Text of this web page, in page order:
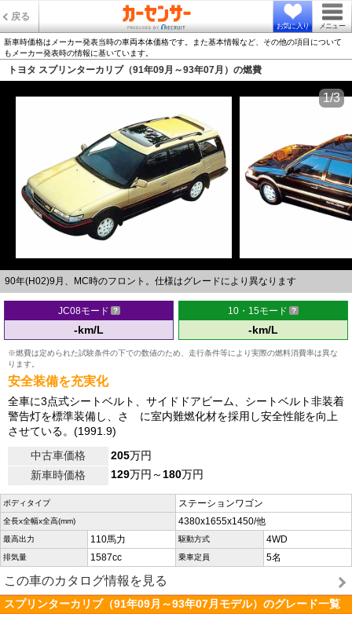
戻る
お気に入り メニュー
新車時価格はメーカー発表当時の車両本体価格です。また基本情報など、その他の項目について
もメーカー発表時の情報に基いています。
トヨタ スプリンターカリブ（91年09月～93年07月）の燃費
90年(H02)9月、MC時のフロント。仕様はグレードにより異なります
1/3
JC08モード
-km/L
10・15モード
-km/L
※燃費は定められた試験条件の下での数値のため、走行条件等により実際の燃料消費率は異な
ります。
安全装備を充実化
全車に3点式シートベルト、サイドドアビーム、シートベルト非装着
警告灯を標準装備し、さ に室内難燃化材を採用し安全性能を向上
させている。(1991.9)
中古車価格
205万円
新車時価格
129万円～180万円
ボディタイプ ステーションワゴン
全長x全幅x全高(mm) 4380x1655x1450/他
最高出力 110馬力 駆動方式 4WD
排気量 1587cc 乗車定員 5名
この車のカタログ情報を見る
スプリンターカリブ（91年09月～93年07月モデル）のグレード一覧